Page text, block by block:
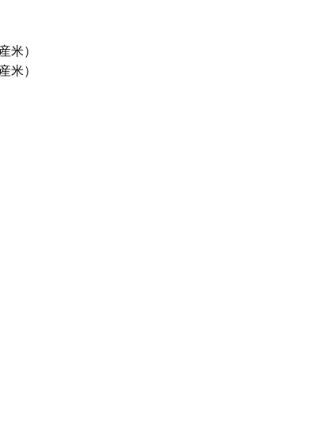
米）
米）